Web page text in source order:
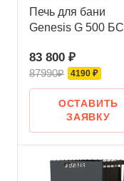
Печь для бани
Genesis G 500 БС
83 800 ₽
87990₽ 4190 ₽
ОСТАВИТЬ
ЗАЯВКУ